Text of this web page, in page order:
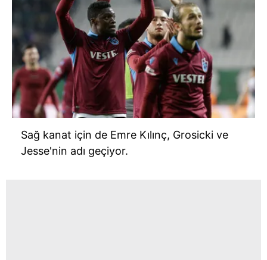
Sağ kanat için de Emre Kılınç, Grosicki ve
Jesse'nin adı geçiyor.